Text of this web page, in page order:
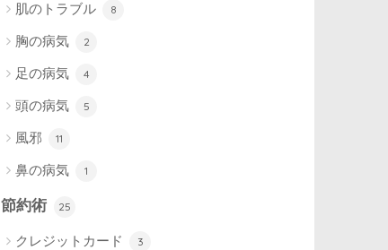
肌のトラブル 8
胸の病気 2
足の病気 4
頭の病気 5
風邪 11
鼻の病気 1
節約術 25
クレジットカード 3